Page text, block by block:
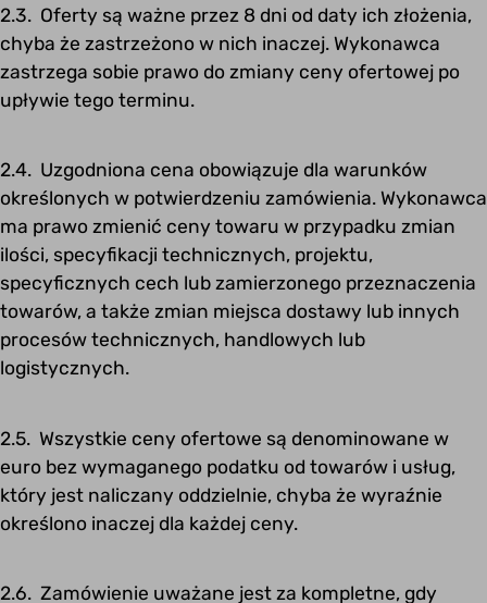
2.3. Oferty są ważne przez 8 dni od daty ich złożenia,
chyba że zastrzeżono w nich inaczej. Wykonawca
zastrzega sobie prawo do zmiany ceny ofertowej po
upływie tego terminu.
2.4. Uzgodniona cena obowiązuje dla warunków
określonych w potwierdzeniu zamówienia. Wykonawca
ma prawo zmienić ceny towaru w przypadku zmian
ilości, specyfikacji technicznych, projektu,
specyficznych cech lub zamierzonego przeznaczenia
towarów, a także zmian miejsca dostawy lub innych
procesów technicznych, handlowych lub
logistycznych.
2.5. Wszystkie ceny ofertowe są denominowane w
euro bez wymaganego podatku od towarów i usług,
który jest naliczany oddzielnie, chyba że wyraźnie
określono inaczej dla każdej ceny.
2.6. Zamówienie uważane jest za kompletne, gdy